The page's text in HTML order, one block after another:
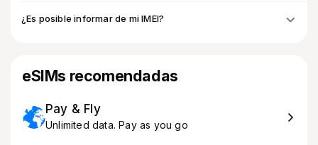
¿Es posible informar de mi IMEI?
eSIMs recomendadas
Pay & Fly
Unlimited data. Pay as you go